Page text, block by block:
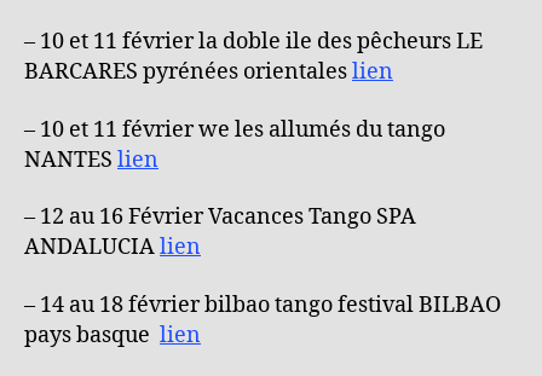
– 10 et 11 février la doble ile des pêcheurs LE
BARCARES pyrénées orientaleslien
– 10 et 11 février we les allumés du tango
NANTES lien
– 12 au 16 Février Vacances Tango SPA
ANDALUCIAlien
– 14 au 18 février bilbao tango festival BILBAO
pays basque lien